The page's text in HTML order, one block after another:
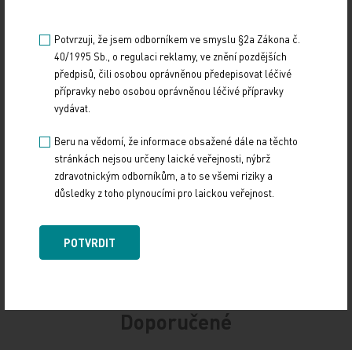
Zdroj: ČTK
Z REGIONŮ
Doporučené
Potvrzuji, že jsem odborníkem ve smyslu §2a Zákona č.
40/1995 Sb., o regulaci reklamy, ve znění pozdějších
předpisů, čili osobou oprávněnou předepisovat léčivé
přípravky nebo osobou oprávněnou léčivé přípravky
vydávat.
Beru na vědomí, že informace obsažené dále na těchto
stránkách nejsou určeny laické veřejnosti, nýbrž
zdravotnickým odborníkům, a to se všemi riziky a
důsledky z toho plynoucími pro laickou veřejnost.
POTVRDIT